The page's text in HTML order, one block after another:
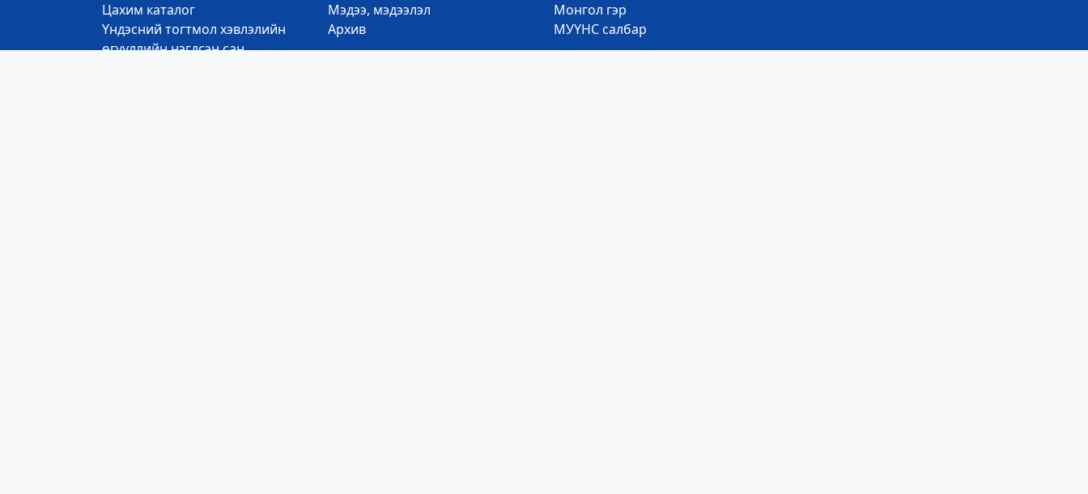
Цахим каталог
Үндэсний тогтмол хэвлэлийн
өгүүллийн нэгдсэн сан
Mэдээ, мэдээлэл
Архив
Mонгол гэр
МУҮНС салбар